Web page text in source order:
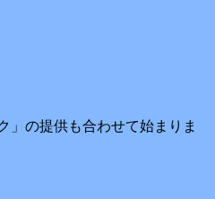
」の提供も合わせて始まりま